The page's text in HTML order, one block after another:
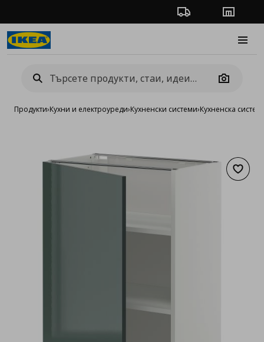
Проследяване на
Camera
Продукти›Кухни и електроуреди›Кухненски системи›Кухненска